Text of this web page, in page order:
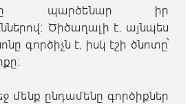
պարծենար իր
Ծիծաղալի է, այնպես
գործիչն է, իսկ էշի ծնոտը՝
մենք ընդամենը գործիքներ